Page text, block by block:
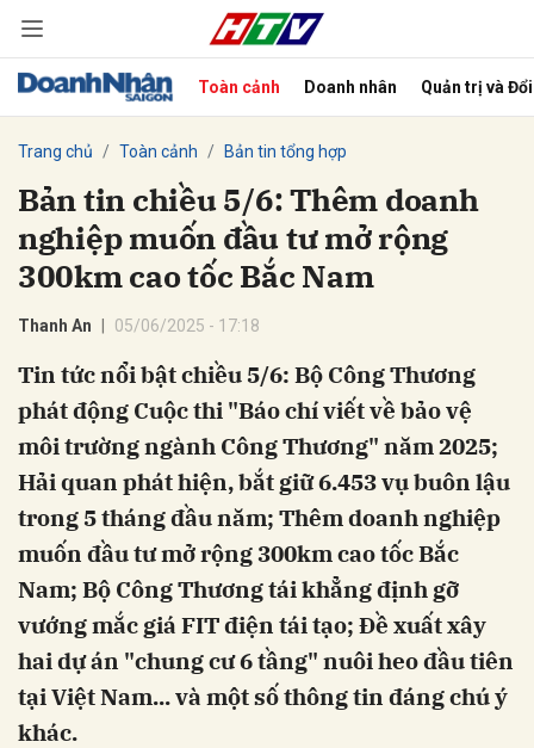
Toàn cảnh Doanh nhân Quản trị và
Trang chủ Toàn cảnh Bản tin tổng hợp
Bản tin chiều 5/6: Thêm doanh
nghiệp muốn đầu tư mở rộng
300km cao tốc Bắc Nam
Thanh An 05/06/2025 - 17:18
Tin tức nổi bật chiều 5/6: Bộ Công Thương
phát động Cuộc thi "Báo chí viết về bảo vệ
môi trường ngành Công Thương" năm 2025;
Hải quan phát hiện, bắt giữ 6.453 vụ buôn lậu
trong 5 tháng đầu năm; Thêm doanh nghiệp
muốn đầu tư mở rộng 300km cao tốc Bắc
Nam; Bộ Công Thương tái khẳng định gỡ
vướng mắc giá FIT điện tái tạo; Đề xuất xây
hai dự án "chung cư 6 tầng" nuôi heo đầu tiên
tại Việt Nam... và một số thông tin đáng chú ý
khác.
Hủy